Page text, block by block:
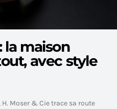
la maison
avec style
Moser & Cie trace sa route